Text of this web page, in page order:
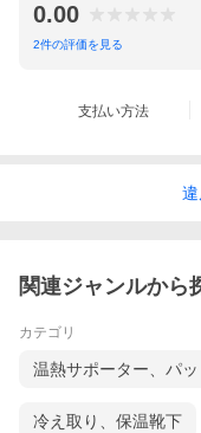
0.00
2件の評価を見る
支払い方法
違
関連ジャンルから
カテゴリ
温熱サポーター、パッ
冷え取り、保温靴下